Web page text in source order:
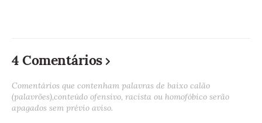
4 Comentários
Comentários que contenham palavras de baixo calão
(palavrões),conteúdo ofensivo, racista ou homofóbico serão
apagados sem prévio aviso.